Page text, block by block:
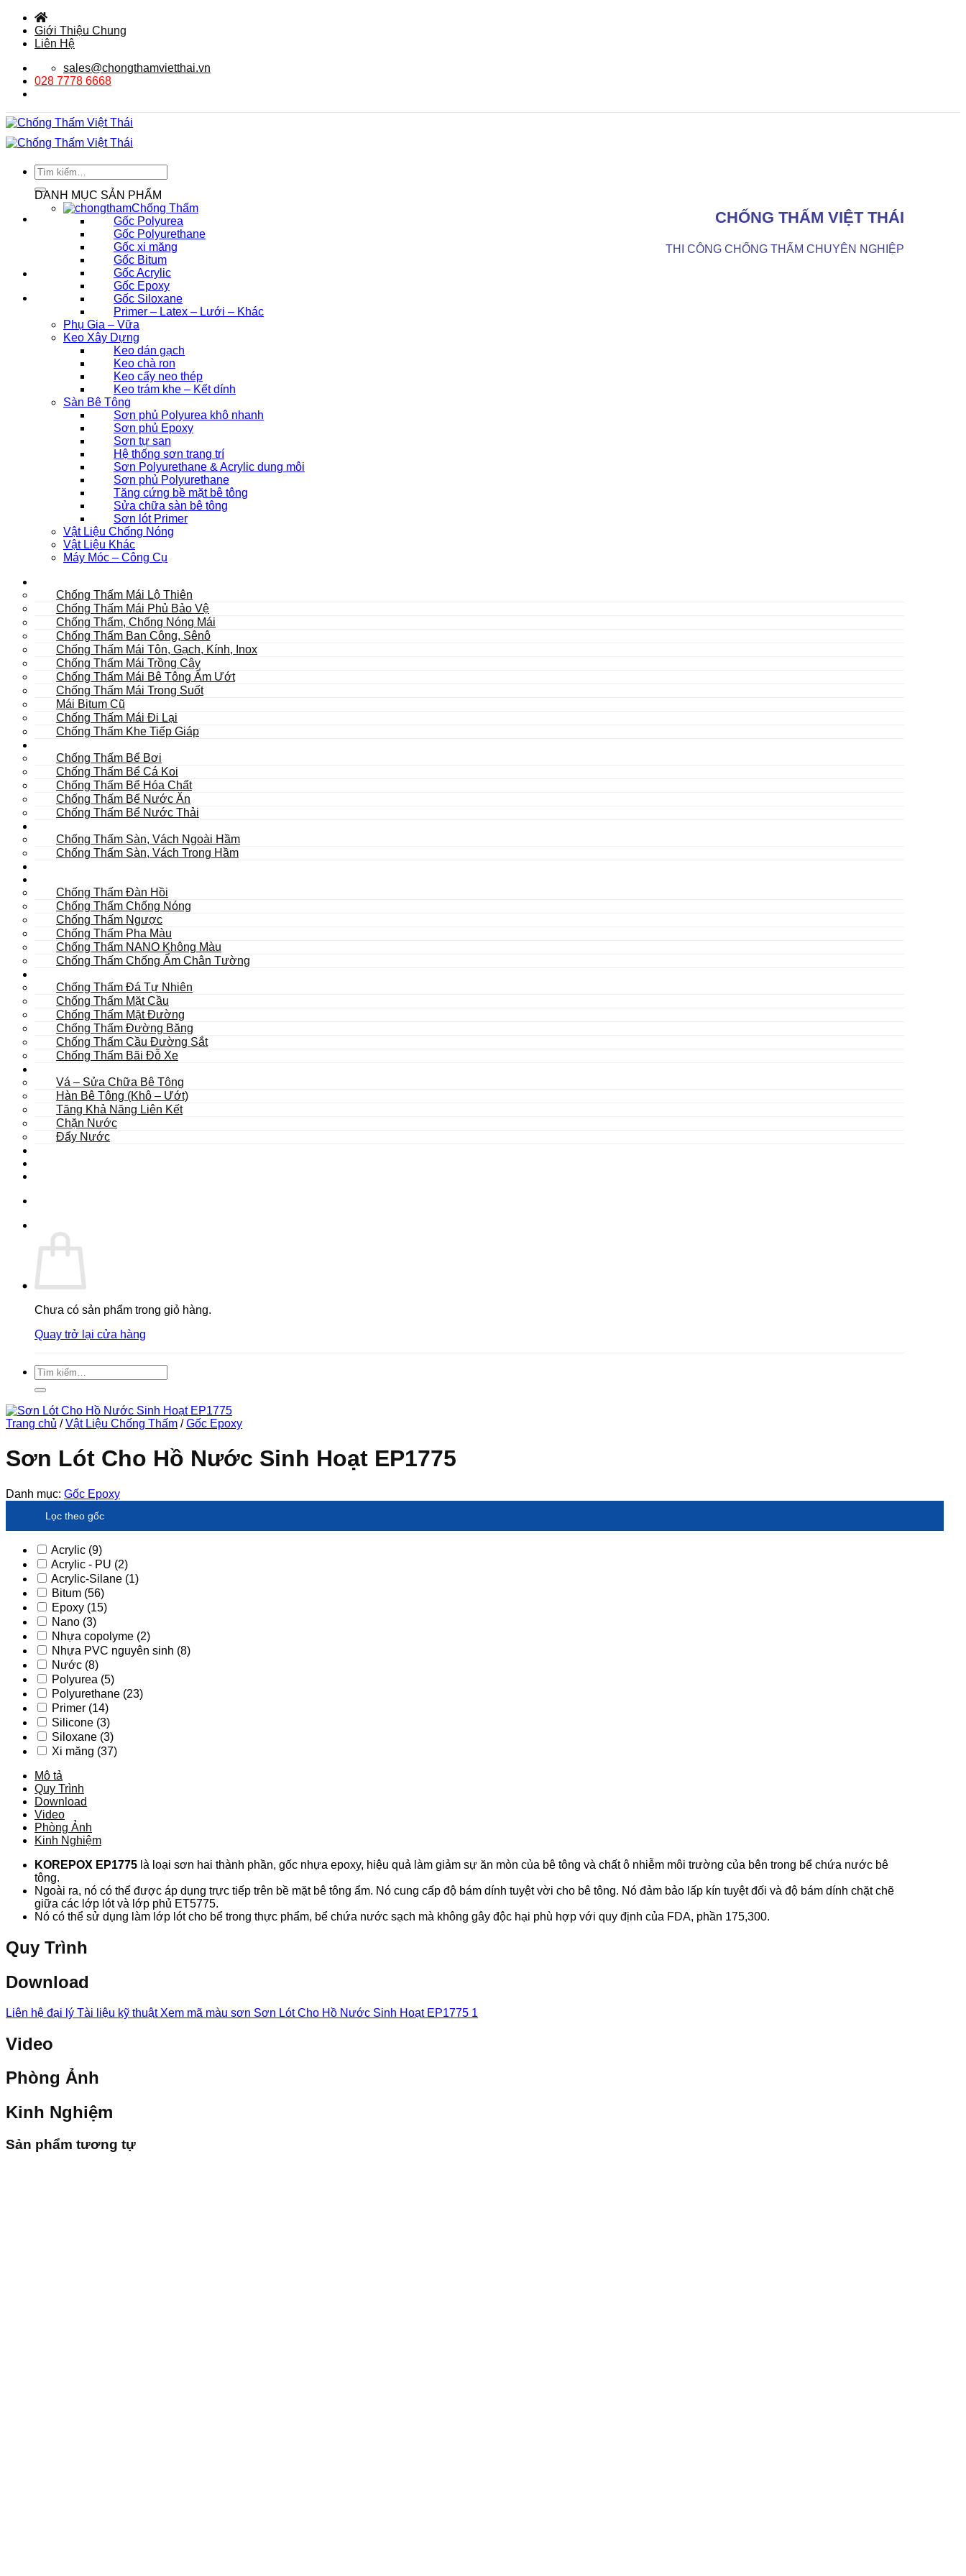
qua
Giới Thiệu Chung
Liên Hệ
sales@chongthamvietthai.vn
028 7778 6668
Tìm
kiếm:
CHỐNG THẤM VIỆT THÁI
THI CÔNG CHỐNG THẤM CHUYÊN NGHIỆP
DANH MỤC SẢN PHẨM
Chống Thấm
Gốc Polyurea
Gốc Polyurethane
Gốc xi măng
Gốc Bitum
Gốc Acrylic
Gốc Epoxy
Gốc Siloxane
Primer – Latex – Lưới – Khác
Phụ Gia – Vữa
Keo Xây Dựng
Keo dán gạch
Keo chà ron
Keo cấy neo thép
Keo trám khe – Kết dính
Sàn Bê Tông
Sơn phủ Polyurea khô nhanh
Sơn phủ Epoxy
Sơn tự san
Hệ thống sơn trang trí
Sơn Polyurethane & Acrylic dung môi
Sơn phủ Polyurethane
Tăng cứng bề mặt bê tông
Sửa chữa sàn bê tông
Sơn lót Primer
Vật Liệu Chống Nóng
Vật Liệu Khác
Máy Móc – Công Cụ
Chống Thấm Mái Lộ Thiên
Chống Thấm Mái Phủ Bảo Vệ
Chống Thấm, Chống Nóng Mái
Chống Thấm Ban Công, Sênô
Chống Thấm Mái Tôn, Gạch, Kính, Inox
Chống Thấm Mái Trồng Cây
Chống Thấm Mái Bê Tông Ẩm Ướt
Chống Thấm Mái Trong Suốt
Mái Bitum Cũ
Chống Thấm Mái Đi Lại
Chống Thấm Khe Tiếp Giáp
Chống Thấm Bể Bơi
Chống Thấm Bể Cá Koi
Chống Thấm Bể Hóa Chất
Chống Thấm Bể Nước Ăn
Chống Thấm Bể Nước Thải
Chống Thấm Sàn, Vách Ngoài Hầm
Chống Thấm Sàn, Vách Trong Hầm
Chống Thấm Đàn Hồi
Chống Thấm Chống Nóng
Chống Thấm Ngược
Chống Thấm Pha Màu
Chống Thấm NANO Không Màu
Chống Thấm Chống Ẩm Chân Tường
Chống Thấm Đá Tự Nhiên
Chống Thấm Mặt Cầu
Chống Thấm Mặt Đường
Chống Thấm Đường Băng
Chống Thấm Cầu Đường Sắt
Chống Thấm Bãi Đỗ Xe
Vá – Sửa Chữa Bê Tông
Hàn Bê Tông (Khô – Ướt)
Tăng Khả Năng Liên Kết
Chặn Nước
Đẩy Nước
Chưa có sản phẩm trong giỏ hàng.
Quay trở lại cửa hàng
Tìm
kiếm:
Trang chủ / Vật Liệu Chống Thấm / Gốc Epoxy
Sơn Lót Cho Hồ Nước Sinh Hoạt EP1775
Danh mục: Gốc Epoxy
Lọc theo gốc
Acrylic (9)
Acrylic - PU (2)
Acrylic-Silane (1)
Bitum (56)
Epoxy (15)
Nano (3)
Nhựa copolyme (2)
Nhựa PVC nguyên sinh (8)
Nước (8)
Polyurea (5)
Polyurethane (23)
Primer (14)
Silicone (3)
Siloxane (3)
Xi măng (37)
Mô tả
Quy Trình
Download
Video
Phòng Ảnh
Kinh Nghiệm
KOREPOX EP1775 là loại sơn hai thành phần, gốc nhựa epoxy, hiệu quả làm giảm sự ăn mòn của bê tông và chất ô nhiễm môi trường của bên trong bể chứa nước bê
tông.
Ngoài ra, nó có thể được áp dụng trực tiếp trên bề mặt bê tông ẩm. Nó cung cấp độ bám dính tuyệt vời cho bê tông. Nó đảm bảo lấp kín tuyệt đối và độ bám dính chặt chẽ
giữa các lớp lót và lớp phủ ET5775.
Nó có thể sử dụng làm lớp lót cho bể trong thực phẩm, bể chứa nước sạch mà không gây độc hại phù hợp với quy định của FDA, phần 175,300.
Quy Trình
Download
Liên hệ đại lý Tài liệu kỹ thuật Xem mã màu sơn Sơn Lót Cho Hồ Nước Sinh Hoạt EP1775 1
Video
Phòng Ảnh
Kinh Nghiệm
Sản phẩm tương tự